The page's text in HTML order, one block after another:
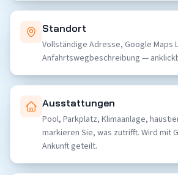
Standort
Vollständige Adresse, Google Maps
Anfahrtswegbeschreibung —
Ausstattungen
Pool, Parkplatz, Klimaanlage,
markieren Sie, was zutrifft. Wird mit
Ankunft geteilt.